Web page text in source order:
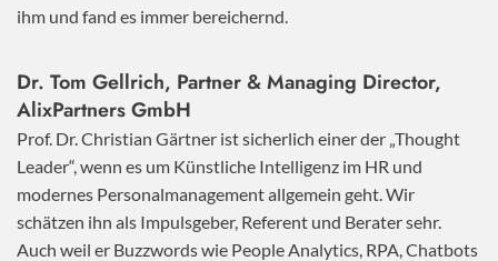
ihm und fand es immer bereichernd.
Dr. Tom Gellrich, Partner & Managing Director,
AlixPartners GmbH
Prof. Dr. Christian Gärtner ist sicherlich einer der „Thought
Leader“, wenn es um Künstliche Intelligenz im HR und
modernes Personalmanagement allgemein geht. Wir
schätzen ihn als Impulsgeber, Referent und Berater sehr.
Auch weil er Buzzwords wie People Analytics, RPA, Chatbots